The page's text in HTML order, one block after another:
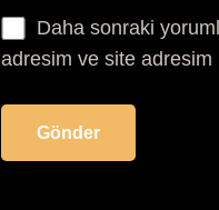
Daha sonraki
adresim ve site adresim